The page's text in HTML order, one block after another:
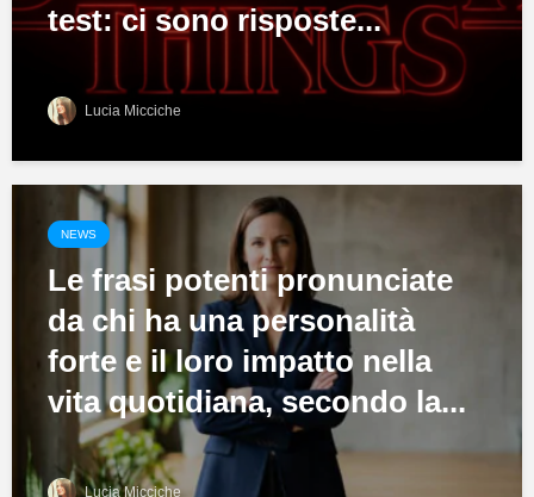
test: ci sono risposte...
Lucia Micciche
NEWS
Le frasi potenti pronunciate
da chi ha una personalità
forte e il loro impatto nella
vita quotidiana, secondo la...
Lucia Micciche